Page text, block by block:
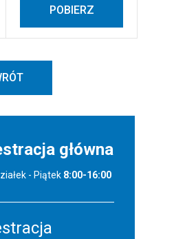
POBIERZ
główna
- Piątek 8:00-16:00